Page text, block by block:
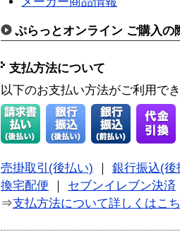
ぷらっとオンライン ご購入の
支払方法について
以下のお支払い方法がご利用で
売掛取引(後払い)
銀行振込(後
換宅配便
セブンイレブン決済
⇒支払方法について詳しくはこ